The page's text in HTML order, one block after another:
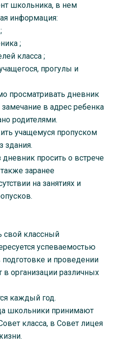
школьника, в нем
информация:
;
класса ;
прогулы и
просматривать дневник
в адрес ребенка
родителями.
учащемуся пропуском
здания.
дневник просить о встрече
заранее
на занятиях и
свой классный
успеваемостью
подготовке и проведении
в организации различных
каждый год.
школьники принимают
класса, в Совет лицея